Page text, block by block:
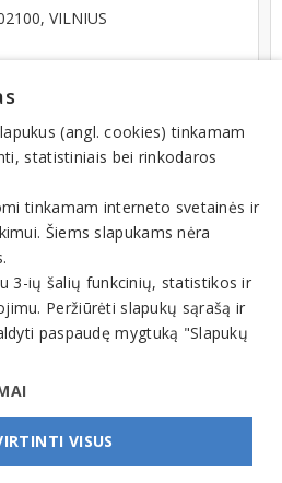
VILNIUS
paslaugos, įranga
Telefonas
(angl. cookies) tinkamam
statistiniais bei rinkodaros
tinkamam interneto svetainės ir
Šiems slapukams nėra
3-ių šalių funkcinių, statistikos ir
Peržiūrėti slapukų sąrašą ir
paspaudę mygtuką "Slapukų
VISUS